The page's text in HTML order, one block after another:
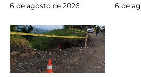
6 de agosto de 2026 6 de